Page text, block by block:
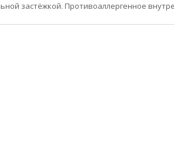
застёжкой. Противоаллергенное